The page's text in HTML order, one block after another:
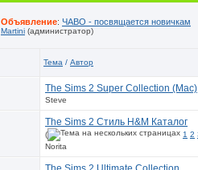
Объявление: ЧАВО - посвящается новичкам
Martini (администратор)
Тема / Автор
The Sims 2 Super Collection (Mac)
Steve
The Sims 2 Стиль H&M Каталог
( 1 2
Norita